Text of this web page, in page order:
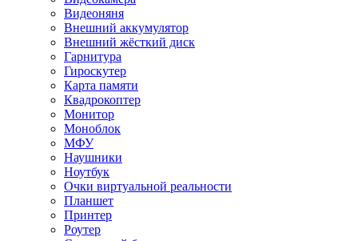
Видеоняня
Внешний аккумулятор
Внешний жёсткий диск
Гарнитура
Гироскутер
Карта памяти
Квадрокоптер
Монитор
Моноблок
МФУ
Наушники
Ноутбук
Очки виртуальной реальности
Планшет
Принтер
Роутер